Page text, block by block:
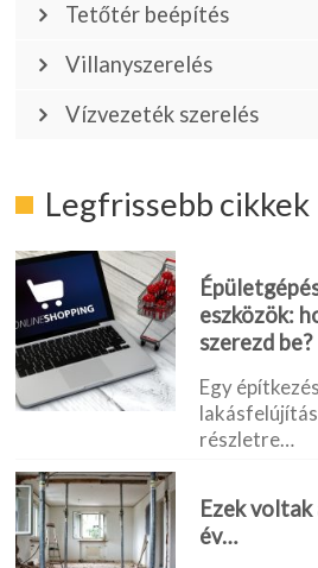
Tetőtér beépítés
Villanyszerelés
Vízvezeték szerelés
Legfrissebb cikkek
eszközök:
szerezd be?
Egy
részletre…
Ezek
év…